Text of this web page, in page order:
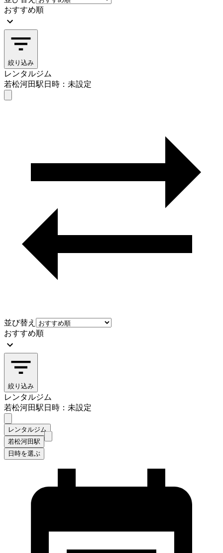
おすすめ順
絞り込み
レンタルジム
若松河田駅日時：未設定
並び替え
おすすめ順
絞り込み
レンタルジム
若松河田駅日時：未設定
レンタルジム
若松河田駅
日時を選ぶ